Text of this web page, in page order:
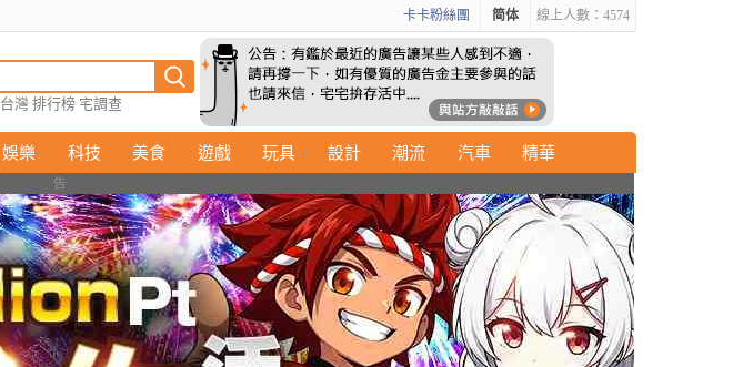
線上人數：4574
简体
卡卡粉絲團
台灣 排行榜 宅調查
娛樂 科技 美食 遊戲 玩具 設計 潮流 汽車 精華